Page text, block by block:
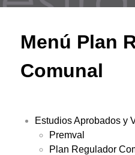
Menú Plan
Comunal
Estudios Aprobados y
Premval
Plan Regulador